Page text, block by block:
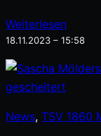
Weiterlesen
18.11.2023 – 15:58
News, TSV 1860